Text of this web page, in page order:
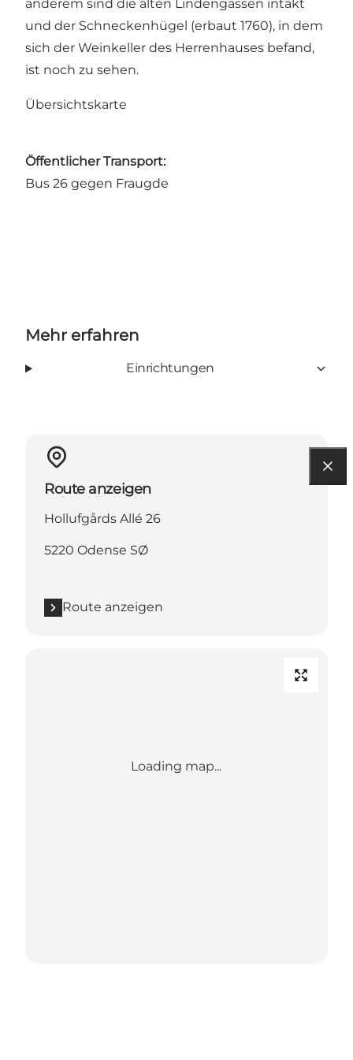
anderem sind die alten Lindengassen intakt
und der Schneckenhügel (erbaut 1760), in dem
sich der Weinkeller des Herrenhauses befand,
ist noch zu sehen.
Übersichtskarte
Öffentlicher Transport:
Bus 26 gegen Fraugde
Mehr erfahren
Einrichtungen
Route anzeigen
Hollufgårds Allé 26
5220 Odense SØ
Route anzeigen
Loading map...